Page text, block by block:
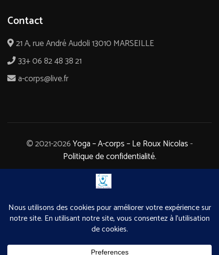
Contact
21 A, rue André Audoli 13010 MARSEILLE
33+ 06 82 48 38 21
a-corps@live.fr
© 2021-2026Yoga – A-corps – Le Roux Nicolas-
Politique de confidentialité